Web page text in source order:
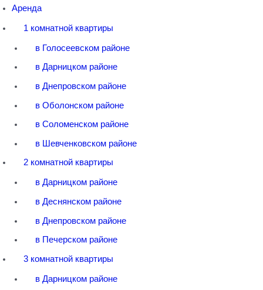
Аренда
1 комнатной квартиры
в Голосеевском районе
в Дарницком районе
в Днепровском районе
в Оболонском районе
в Соломенском районе
в Шевченковском районе
2 комнатной квартиры
в Дарницком районе
в Деснянском районе
в Днепровском районе
в Печерском районе
3 комнатной квартиры
в Дарницком районе